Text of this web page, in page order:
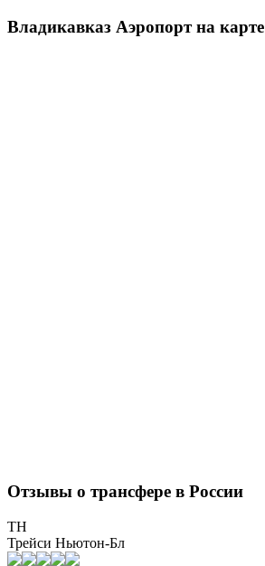
Владикавказ Аэропорт на карте
Отзывы о трансфере в России
ТН
Трейси Ньютон-Бл